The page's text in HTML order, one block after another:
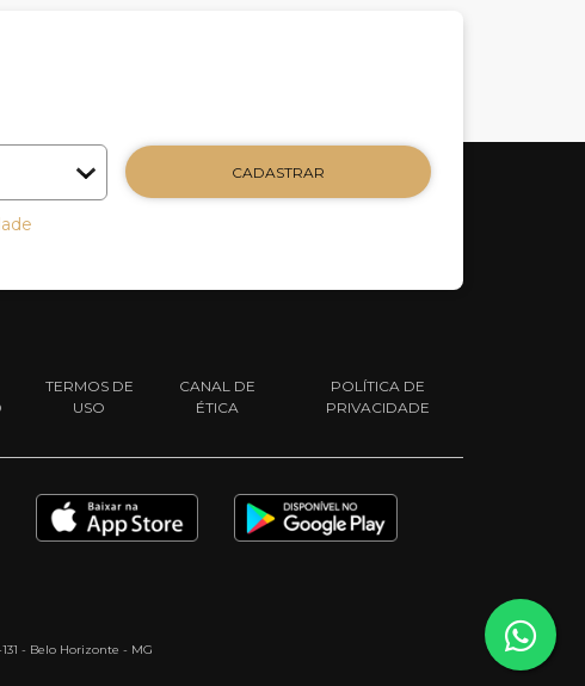
CADASTRAR
TERMOS DE
USO
CANAL DE
ÉTICA
POLÍTICA DE
PRIVACIDADE
- Belo Horizonte - MG